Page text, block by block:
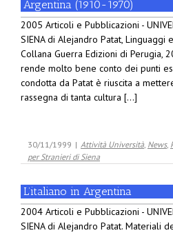
Argentina (1910-1970)
2005 Articoli e Pubblicazioni -
SIENA di Alejandro Patat, Linguaggi
Collana Guerra Edizioni di Perugia,
rende molto bene conto dei punti
condotta da Patat è riuscita a
rassegna di tanta cultura [...]
30/11/1999 | Attività Università, News,
per Stranieri di Siena
L’italiano in Argentina
2004 Articoli e Pubblicazioni -
SIENA di Alejandro Patat. Materiali